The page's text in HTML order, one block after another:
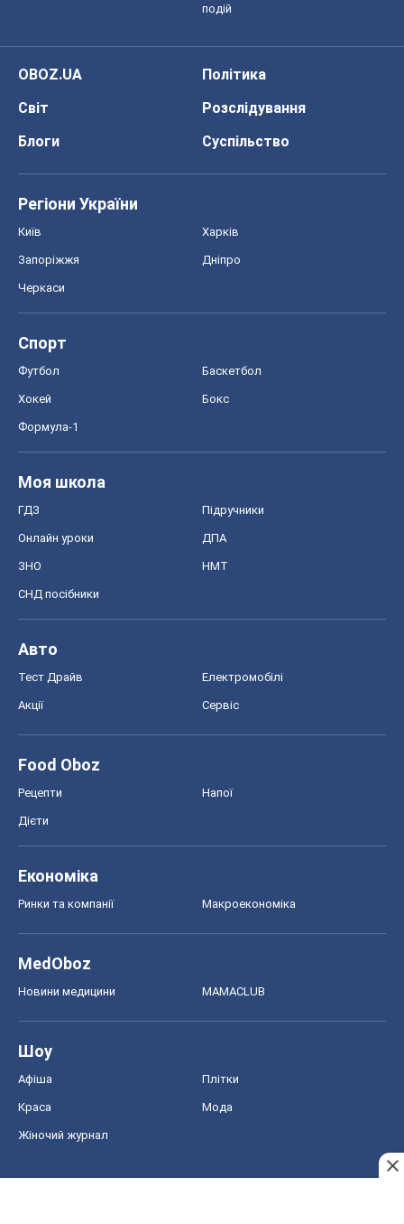
подій
OBOZ.UA
Політика
Світ
Розслідування
Блоги
Суспільство
Регіони України
Київ Харків
Запоріжжя Дніпро
Черкаси
Спорт
Футбол Баскетбол
Хокей Бокс
Формула-1
Моя школа
ГДЗ Підручники
Онлайн уроки ДПА
ЗНО НМТ
СНД посібники
Авто
Тест Драйв Електромобілі
Акції Сервіс
Food Oboz
Рецепти Напої
Дієти
Економіка
Ринки та компанії Макроекономіка
MedOboz
Новини медицини MAMACLUB
Шоу
Афіша Плітки
Краса Мода
Жіночий журнал